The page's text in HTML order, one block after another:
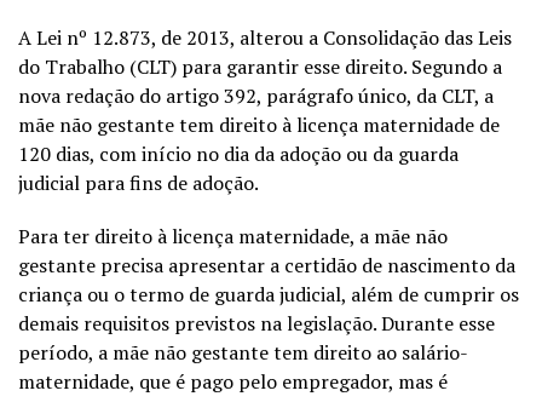
A Lei nº 12.873, de 2013, alterou a Consolidação das Leis
do Trabalho (CLT) para garantir esse direito. Segundo a
nova redação do artigo 392, parágrafo único, da CLT, a
mãe não gestante tem direito à licença maternidade de
120 dias, com início no dia da adoção ou da guarda
judicial para fins de adoção.
Para ter direito à licença maternidade, a mãe não
gestante precisa apresentar a certidão de nascimento da
criança ou o termo de guarda judicial, além de cumprir os
demais requisitos previstos na legislação. Durante esse
período, a mãe não gestante tem direito ao salário-
maternidade, que é pago pelo empregador, mas é